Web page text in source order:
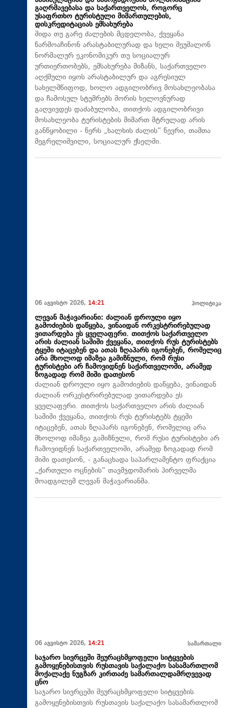
გაღრმავებასა და საქართველოს, როგორც
უსაფრთხო ტურისტული მიმართულების,
დისკრედიტაციას ემსახურება
შიდა თუ გარე ძალების მცდელობა, ქვეყანა
წარმოაჩინონ არასტაბილურად და ხელი შეუშალონ
ნორმალურ ეკონომიკურ თუ სოციალურ
ურთიერთობებს, ემსახურება მიზანს, საქართველო
აღქმული იყოს არასტაბილურ და აგრესიულ
სახელმწიფოდ, ხოლო ადგილობრივ მოსახლეობასა
და ჩამოსულ სტუმრებს შორის ხელოვნურად
გაღვივდეს დაძაბულობა, თითქოს ადგილობრივი
მოსახლეობა ტურისტების მიმართ მტრულად არის
განწყობილი - წერს „ხალხის ძალის“ წევრი, თამთა
მეგრელიშვილი, სოციალურ ქსელში.
06 აგვისტო 2026, 14:21 პოლიტიკა
ლევან მაჭავარიანი: ძალიან დროული იყო
გამოძიების დაწყება, ვინაიდან ორკესტრირებულად
ვითარდება ეს ყველაფერი. თითქოს საქართველო
არის ძალიან საშიში ქვეყანა, თითქოს რუს ტურისტებს
ტყეში იტაცებენ და ათას ზღაპარს იგონებენ, რომელიც
არა მხოლოდ იმაზეა გამიზნული, რომ რუსი
ტურისტები არ ჩამოვიდნენ საქართველოში, არამედ
ზოგადად რომ შიში დათესონ
ძალიან დროული იყო გამოძიების დაწყება, ვინაიდან
ძალიან ორკესტრირებულად ვითარდება ეს
ყველაფერი. თითქოს საქართველო არის ძალიან
საშიში ქვეყანა, თითქოს რუს ტურისტებს ტყეში
იტაცებენ, ათას ზღაპარს იგონებენ, რომელიც არა
მხოლოდ იმაზეა გამიზნული, რომ რუსი ტურისტები არ
ჩამოვიდნენ საქართველოში, არამედ ზოგადად რომ
შიში დათესონ, - განაცხადა საპარლამენტო ფრაქცია
„ქართული ოცნების“ თავმჯდომარის პირველმა
მოადგილემ ლევან მაჭავარიანმა.
06 აგვისტო 2026, 14:21 სამართალი
საჯარო სივრცეში შეურაცხმყოფელი სიტყვების
გამოყენებისთვის რუსთავის საქალაქო სასამართლომ
მოქალაქე ნუგზარ კირთაძე სამართალდამრღვევად
ცნო
საჯარო სივრცეში შეურაცხმყოფელი სიტყვების
გამოყენებისთვის რუსთავის საქალაქო სასამართლომ